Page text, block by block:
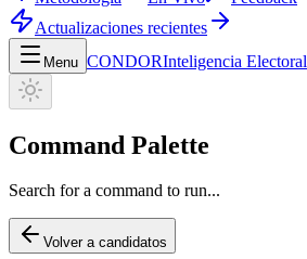
Actualizaciones recientes
Menu CONDORInteligencia Electoral
Command Palette
Search for a command to run...
Volver a candidatos